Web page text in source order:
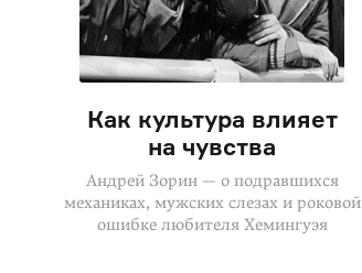
Как культура влияет
на чувства
Андрей Зорин — о подравшихся
механиках, мужских слезах и роковой
ошибке любителя Хемингуэя